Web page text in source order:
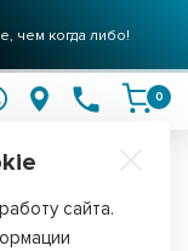
чем когда либо!
0
сайта.